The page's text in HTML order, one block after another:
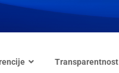
Transparentnost